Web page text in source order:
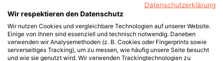
Datenschutzerklärung
Wir respektieren den Datenschutz
Wir nutzen Cookies und vergleichbare Technologien auf unserer Website.
Einige von ihnen sind essenziell und technisch notwendig. Daneben
verwenden wir Analysemethoden (z. B. Cookies oder Fingerprints sowie
serverseitiges Tracking), um zu messen, wie häufig unsere Seite besucht
und wie sie genutzt wird. Wir verwenden Trackingtechnologien zu